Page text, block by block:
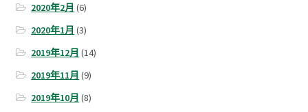
2020年2月 (6)
2020年1月 (3)
2019年12月 (14)
2019年11月 (9)
2019年10月 (8)